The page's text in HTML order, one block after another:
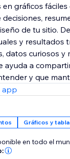
gráficos fáciles
de tu sitio.
y resultados
datos curiosos y
ayuda a
y que
app
Gráficos y
en todo el